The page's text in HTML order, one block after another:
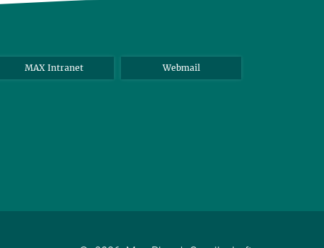
MAX Intranet Webmail